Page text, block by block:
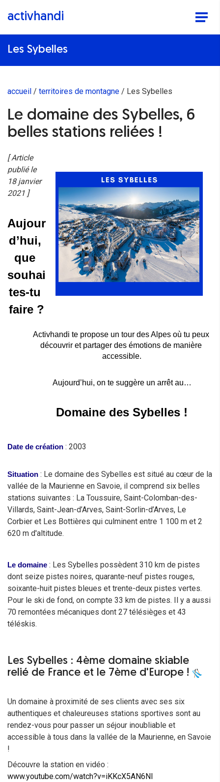
activhandi
Les Sybelles
accueil territoires de montagne Les Sybelles
Le domaine des Sybelles, 6
belles stations reliées !
[ Article
publié le
18 janvier
2021 ]
Aujour
d’hui,
que
souhai
tes-tu
faire ?
Activhandi te propose un tour des Alpes où tu peux
découvrir et partager des émotions de manière
accessible.
Aujourd’hui, on te suggère un arrêt au…
Domaine des Sybelles !
Date de création : 2003
Situation : Le domaine des Sybelles est situé au cœur de la
vallée de la Maurienne en Savoie, il comprend six belles
stations suivantes : La Toussuire, Saint-Colomban-des-
Villards, Saint-Jean-d’Arves, Saint-Sorlin-d’Arves, Le
Corbier et Les Bottières qui culminent entre 1 100 m et 2
620 m d'altitude.
Le domaine : Les Sybelles possèdent 310 km de pistes
dont seize pistes noires, quarante-neuf pistes rouges,
soixante-huit pistes bleues et trente-deux pistes vertes.
Pour le ski de fond, on compte 33 km de pistes. Il y a aussi
70 remontées mécaniques dont 27 télésièges et 43
téléskis.
Les Sybelles : 4ème domaine skiable
relié de France et le 7ème d'Europe !
Un domaine à proximité de ses clients avec ses six
authentiques et chaleureuses stations sportives sont au
rendez-vous pour passer un séjour inoubliable et
accessible à tous dans la vallée de la Maurienne, en Savoie
!
Découvre la station en vidéo :
www.youtube.com/watch?v=iKKcX5AN6NI